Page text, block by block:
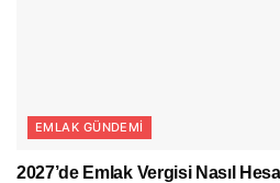
EMLAK GÜNDEMI
2027’de Emlak Vergisi Nasıl